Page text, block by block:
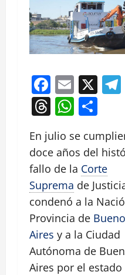
Email
X
Threads
En julio se
doce años del
fallo de la Corte
Suprema de
condenó a la
Provincia de
Aires y a la Ciudad
Autónoma de
Aires por el estado